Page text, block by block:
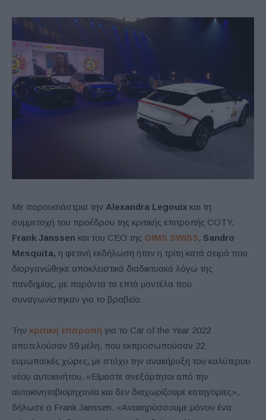
Με παρουσιάστρια την Alexandra Legouix και τη
συμμετοχή του προέδρου της κριτικής επιτροπής COTY,
Frank Janssen και του CEO της GIMS SWISS, Sandro
Mesquita, η φετινή εκδήλωση ήταν η τρίτη κατά σειρά που
διοργανώθηκε αποκλειστικά διαδικτυακά λόγω της
πανδημίας, με παρόντα τα επτά μοντέλα που
συναγωνίστηκαν για το βραβείο.
Την κριτική επιτροπή για το Car of the Year 2022
αποτελούσαν 59 μέλη, που εκπροσωπούσαν 22
ευρωπαϊκές χώρες, με στόχο την ανακήρυξη του καλύτερου
νέου αυτοκινήτου. «Είμαστε ανεξάρτητοι από την
αυτοκινητοβιομηχανία και δεν διαχωρίζουμε κατηγορίες»,
δήλωσε ο Frank Janssen. «Ανακηρύσσουμε μόνον ένα